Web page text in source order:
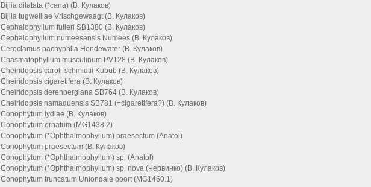
Bijlia dilatata (*cana) (В. Кулаков)
Bijlia tugwelliae Vrischgewaagt (В. Кулаков)
Cephalophyllum fulleri SB1380 (В. Кулаков)
Cephalophyllum numeesensis Numees (В. Кулаков)
Ceroclamus pachyphlla Hondewater (В. Кулаков)
Chasmatophyllum musculinum PV128 (В. Кулаков)
Cheiridopsis caroli-schmidtii Kubub (В. Кулаков)
Cheiridopsis cigaretifera (В. Кулаков)
Cheiridopsis derenbergiana SB764 (В. Кулаков)
Cheiridopsis namaquensis SB781 (=cigaretifera?) (В. Кулаков)
Conophytum lydiae (В. Кулаков)
Conophytum ornatum (MG1438.2)
Conophytum (*Ophthalmophyllum) praesectum (Anatol)
Conophytum praesectum (В. Кулаков)
Conophytum (*Ophthalmophyllum) sp. (Anatol)
Conophytum (*Ophthalmophyllum) sp. nova (Червинко) (В. Кулаков)
Conophytum truncatum Uniondale poort (MG1460.1)